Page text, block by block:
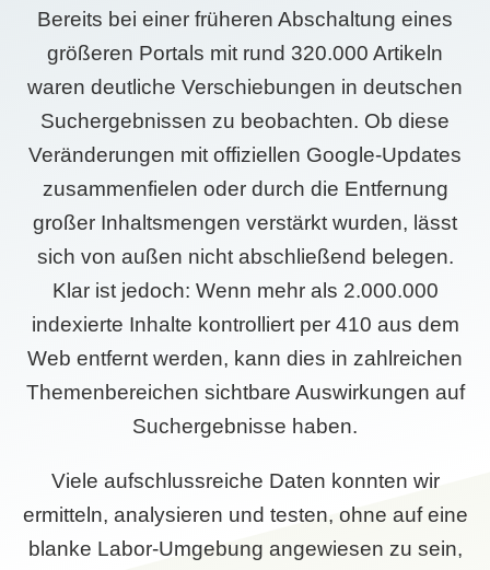
Bereits bei einer früheren Abschaltung eines
größeren Portals mit rund 320.000 Artikeln
waren deutliche Verschiebungen in deutschen
Suchergebnissen zu beobachten. Ob diese
Veränderungen mit offiziellen Google-Updates
zusammenfielen oder durch die Entfernung
großer Inhaltsmengen verstärkt wurden, lässt
sich von außen nicht abschließend belegen.
Klar ist jedoch: Wenn mehr als 2.000.000
indexierte Inhalte kontrolliert per 410 aus dem
Web entfernt werden, kann dies in zahlreichen
Themenbereichen sichtbare Auswirkungen auf
Suchergebnisse haben.
Viele aufschlussreiche Daten konnten wir
ermitteln, analysieren und testen, ohne auf eine
blanke Labor-Umgebung angewiesen zu sein,